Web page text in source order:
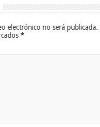
electrónico no será publicada.
*